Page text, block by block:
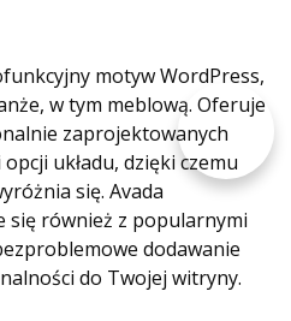
motyw WordPress,
w tym meblową. Oferuje
zaprojektowanych
układu, dzięki czemu
się. Avada
również z popularnymi
dodawanie
do Twojej witryny.